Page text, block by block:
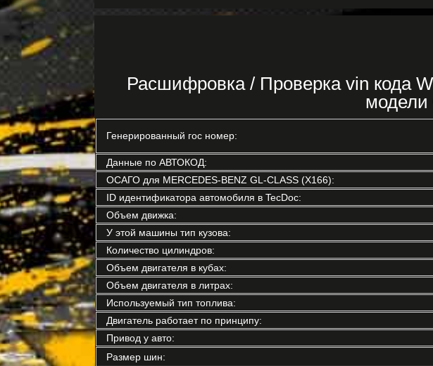
Расшифровка / Проверка vin кода
модели
Генерированный гос номер:
Данные по АВТОКОД:
ОСАГО для MERCEDES-BENZ GL-CLASS (X166):
ID идентификатора автомобиля в TecDoc:
Объем движка:
У этой машины тип кузова:
Количество цилиндров:
Объем двигателя в кубах:
Объем двигателя в литрах:
Используемый тип топлива:
Двигатель работает по принципу:
Привод у авто:
Размер шин: